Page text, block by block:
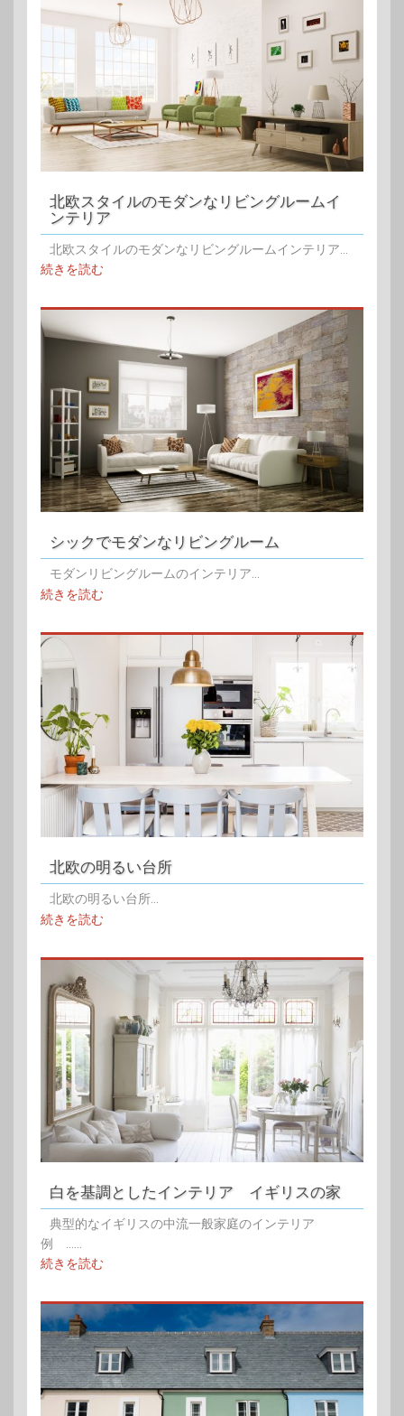
北欧スタイルのモダンなリビングルームイ
ンテリア
北欧スタイルのモダンなリビングルームインテリア...
続きを読む
シックでモダンなリビングルーム
モダンリビングルームのインテリア...
続きを読む
北欧の明るい台所
北欧の明るい台所...
続きを読む
白を基調としたインテリア イギリスの家
典型的なイギリスの中流一般家庭のインテリア
例 ......
続きを読む